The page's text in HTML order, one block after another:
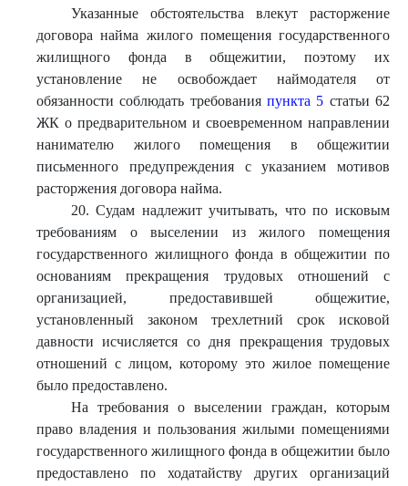
Указанные обстоятельства влекут расторжение
договора найма жилого помещения государственного
жилищного фонда в общежитии, поэтому их
установление не освобождает наймодателя от
обязанности соблюдать требования пункта 5 статьи 62
ЖК о предварительном и своевременном направлении
нанимателю жилого помещения в общежитии
письменного предупреждения с указанием мотивов
расторжения договора найма.
20. Судам надлежит учитывать, что по исковым
требованиям о выселении из жилого помещения
государственного жилищного фонда в общежитии по
основаниям прекращения трудовых отношений с
организацией, предоставившей общежитие,
установленный законом трехлетний срок исковой
давности исчисляется со дня прекращения трудовых
отношений с лицом, которому это жилое помещение
было предоставлено.
На требования о выселении граждан, которым
право владения и пользования жилыми помещениями
государственного жилищного фонда в общежитии было
предоставлено по ходатайству других организаций